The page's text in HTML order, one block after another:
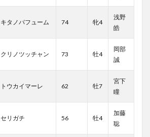
キタノパフューム 74 牝4
浅野
皓
クリノツッチャン 73 牡4
岡部
誠
トウカイマーレ 62 牡7
宮下
瞳
セリガチ 56 牡4
加藤
聡